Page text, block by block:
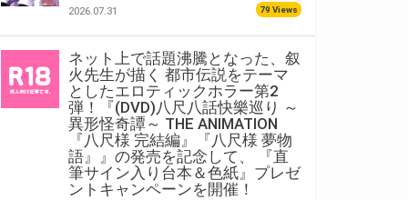
2026.07.31 79 Views
ネット上で話題沸騰となった、叙
火先生が描く 都市伝説をテーマ
としたエロティックホラー第2
弾！『(DVD)八尺八話快樂巡り ～
異形怪奇譚～ THE ANIMATION
『八尺様 完結編』『八尺様 夢物
語』』の発売を記念して、 『直
筆サイン入り台本＆色紙』プレゼ
ントキャンペーンを開催！